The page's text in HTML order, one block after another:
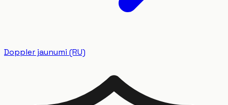
Doppler jaunumi (RU)